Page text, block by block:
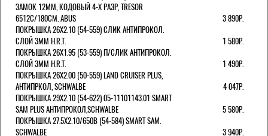
ЗАМОК 12ММ, КОДОВЫЙ 4-Х РАЗР, TRESOR
6512C/180СМ. ABUS
3 890Р.
ПОКРЫШКА 26X2.10 (54-559) СЛИК АНТИПРОКОЛ.
СЛОЙ 3ММ H.R.T.
1 580Р.
ПОКРЫШКА 26X1.95 (53-559) П/СЛИК АНТИПРОКОЛ.
СЛОЙ 3ММ H.R.T.
1 490Р.
ПОКРЫШКА 26X2.00 (50-559) LAND CRUISER PLUS,
АНТИПРКОЛ, SCHWALBE
4 047Р.
ПОКРЫШКА 29X2.10 (54-622) 05-11101143.01 SMART
SAM PLUS АНТИПРОКОЛ,SCHWALBE
5 580Р.
ПОКРЫШКА 27.5X2.10/650B (54-584) SMART SAM.
SCHWALBE
3 940Р.